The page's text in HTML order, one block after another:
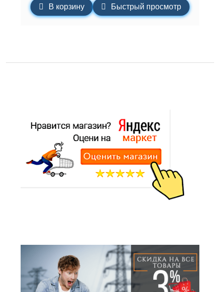
В корзину Быстрый просмотр